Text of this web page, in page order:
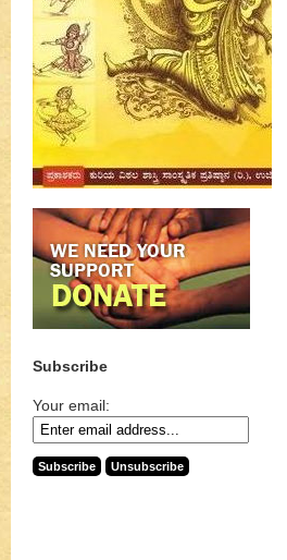
Subscribe
Your email: